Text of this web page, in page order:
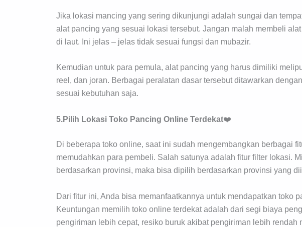
Jika lokasi mancing yang sering dikunjungi adalah sungai dan
alat pancing yang sesuai lokasi tersebut. Jangan malah membeli
di laut. Ini jelas – jelas tidak sesuai fungsi dan mubazir.
Kemudian untuk para pemula, alat pancing yang harus dimiliki
reel, dan joran. Berbagai peralatan dasar tersebut ditawarkan
sesuai kebutuhan saja.
5.Pilih Lokasi Toko Pancing Online Terdekat❤️
Di beberapa toko online, saat ini sudah mengembangkan berbagai
memudahkan para pembeli. Salah satunya adalah fitur filter lokasi.
berdasarkan provinsi, maka bisa dipilih berdasarkan provinsi yang
Dari fitur ini, Anda bisa memanfaatkannya untuk mendapatkan toko
Keuntungan memilih toko online terdekat adalah dari segi biaya
pengiriman lebih cepat, resiko buruk akibat pengiriman lebih rendah